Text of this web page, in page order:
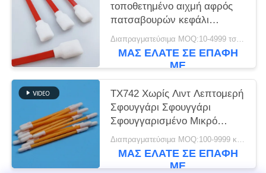
τοποθετημένο αιχμή αφρός
πατσαβουρών κεφάλι
σφουγγαριών ορθογωνίων
τετραγωνικό
Διαπραγματεύσιμα MOQ:10-4999 τσάντες
ΜΑΣ ΕΛΆΤΕ ΣΕ ΕΠΑΦΉ
ΜΕ
TX742 Χωρίς Λιντ Λεπτομερή
Σφουγγάρι Σφουγγάρι
Σφουγγαρισμένο Μικρό
Σφουγγαρισμένο Σφουγγάρι
Καθαρό δωμάτιο Σφουγγάρι
για Καθαρισμό Εργαστηρίων
Διαπραγματεύσιμα MOQ:100-9999 κομμάτια
ΜΑΣ ΕΛΆΤΕ ΣΕ ΕΠΑΦΉ
ΜΕ